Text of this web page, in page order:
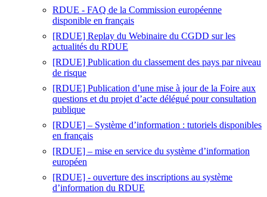
RDUE - FAQ de la Commission européenne
disponible en français
[RDUE] Replay du Webinaire du CGDD sur les
actualités du RDUE
[RDUE] Publication du classement des pays par niveau
de risque
[RDUE] Publication d’une mise à jour de la Foire aux
questions et du projet d’acte délégué pour consultation
publique
[RDUE] – Système d’information : tutoriels disponibles
en français
[RDUE] – mise en service du système d’information
européen
[RDUE] - ouverture des inscriptions au système
d’information du RDUE